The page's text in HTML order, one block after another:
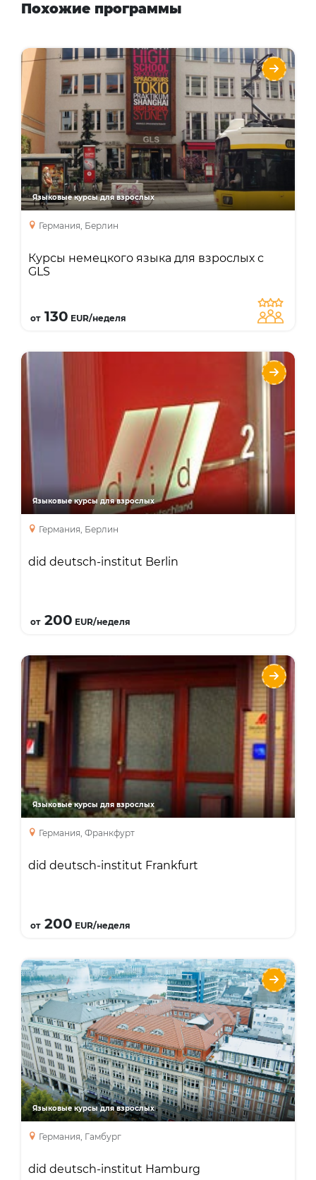
Похожие программы
Языковые курсы для взрослых
Германия, Берлин
Курсы немецкого языка для взрослых с
GLS
от130 EUR/неделя
Курсы немецкого языка для взрослых с
GLS
Курсы
Языки
Интенсивный курс
Курсы для учителей
Занятия с преподавателем один на один
Бизнес курс
Языковые курсы для взрослых
Германия, Берлин
did deutsch-institut Berlin
от200 EUR/неделя
did deutsch-institut Berlin
Интенсивный курс
Курсы для учителей
Занятия с преподавателем один на один
Бизнес курс
курс подготовки к экзаменам
Языковые курсы для взрослых
Германия, Франкфурт
did deutsch-institut Frankfurt
от200 EUR/неделя
did deutsch-institut Frankfurt
Курсы
Языки
Интенсивный курс
Курсы для учителей
Занятия с преподавателем один на один
Бизнес курс
курс подготовки к экзаменам
Языковые курсы для взрослых
Германия, Гамбург
did deutsch-institut Hamburg
did deutsch-institut Hamburg
Курсы
Языки
Интенсивный курс
Курсы для учителей
Занятия с преподавателем один на один
Бизнес курс
курс подготовки к экзаменам